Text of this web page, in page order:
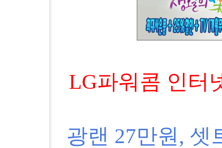
LG파워콤 인터
광랜 27만원, 셋